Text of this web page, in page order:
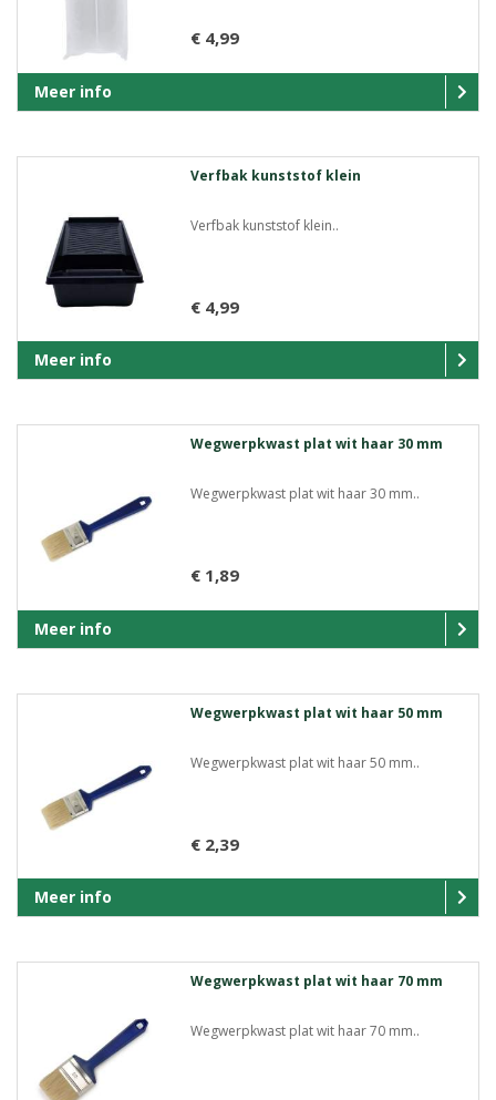
€ 4,99
Meer info
Verfbak kunststof klein
Verfbak kunststof klein..
€ 4,99
Meer info
Wegwerpkwast plat wit haar 30 mm
Wegwerpkwast plat wit haar 30 mm..
€ 1,89
Meer info
Wegwerpkwast plat wit haar 50 mm
Wegwerpkwast plat wit haar 50 mm..
€ 2,39
Meer info
Wegwerpkwast plat wit haar 70 mm
Wegwerpkwast plat wit haar 70 mm..